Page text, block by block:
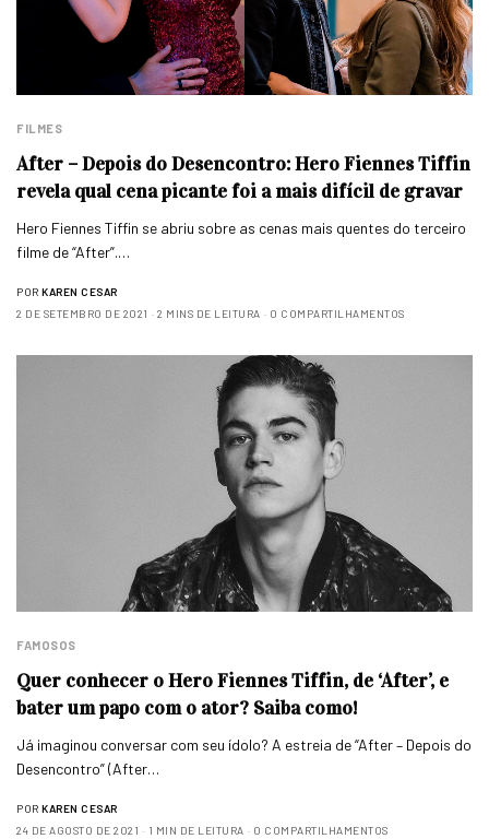
FILMES
After – Depois do Desencontro: Hero Fiennes Tiffin
revela qual cena picante foi a mais difícil de gravar
Hero Fiennes Tiffin se abriu sobre as cenas mais quentes do terceiro
filme de “After”.…
POR KAREN CESAR
2 DE SETEMBRO DE 2021
2 MINS DE LEITURA 0 COMPARTILHAMENTOS
FAMOSOS
Quer conhecer o Hero Fiennes Tiffin, de ‘After’, e
bater um papo com o ator? Saiba como!
Já imaginou conversar com seu ídolo? A estreia de “After – Depois do
Desencontro” (After…
POR KAREN CESAR
24 DE AGOSTO DE 2021
1 MIN DE LEITURA 0 COMPARTILHAMENTOS